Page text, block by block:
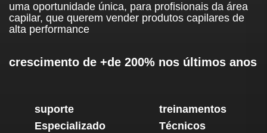
uma oportunidade única, para profisionais da área
capilar, que querem vender produtos capilares de
alta performance
crescimento de +de 200% nos últimos anos
suporte
Especializado
treinamentos
Técnicos